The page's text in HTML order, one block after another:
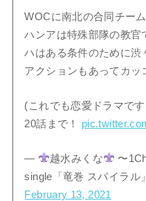
WOCに南北の合同チー
ハンアは特殊部隊の教官
ハはある条件のために
アクションもあってカッ
(これでも恋愛ドラマで
20話まで！
— 越水みくな
〜
single「竜巻 スパイラル
February 13, 2021